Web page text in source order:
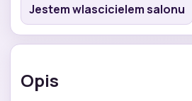
Jestem wlascicielem salonu
Opis